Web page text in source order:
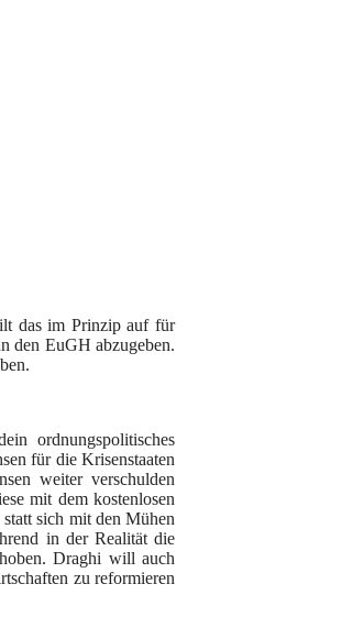
das im Prinzip auf für
den EuGH abzugeben.
ordnungspolitisches
für die Krisenstaaten
weiter verschulden
mit dem kostenlosen
sich mit den Mühen
in der Realität die
Draghi will auch
zu reformieren